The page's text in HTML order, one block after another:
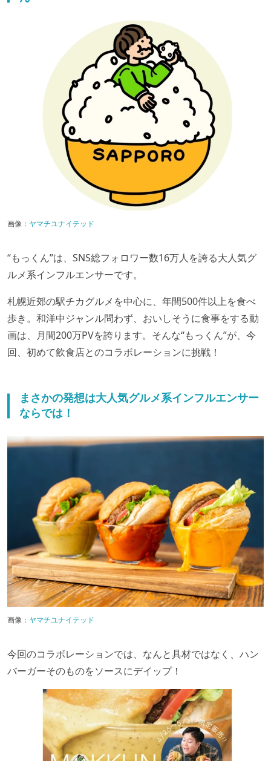
画像： ヤマチユナイテッド
“もっくん”は、SNS総フォロワー数16万人を誇る大人気グ
ルメ系インフルエンサーです。
札幌近郊の駅チカグルメを中心に、年間500件以上を食べ
歩き。和洋中ジャンル問わず、おいしそうに食事をする動
画は、月間200万PVを誇ります。そんな“もっくん”が、今
回、初めて飲食店とのコラボレーションに挑戦！
まさかの発想は大人気グルメ系インフルエンサー
ならでは！
画像： ヤマチユナイテッド
今回のコラボレーションでは、なんと具材ではなく、ハン
バーガーそのものをソースにデイップ！